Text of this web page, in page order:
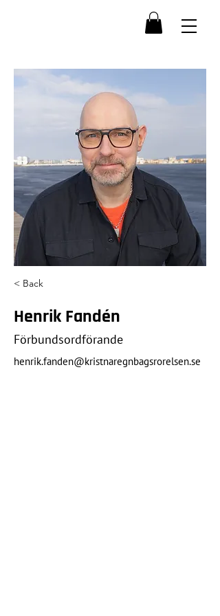
< Back
Henrik Fandén
Förbundsordförande
henrik.fanden@kristnaregnbagsrorelsen.se